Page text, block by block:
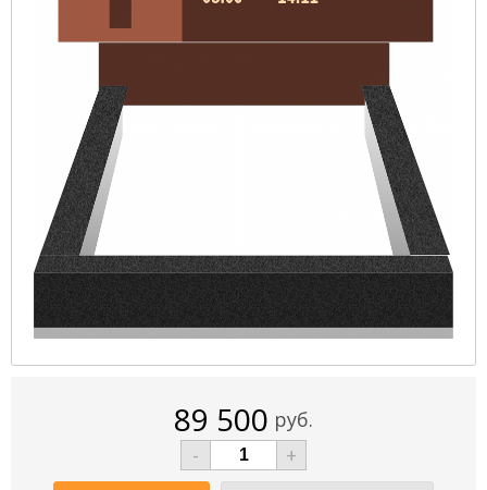
89 500 руб.
-
+